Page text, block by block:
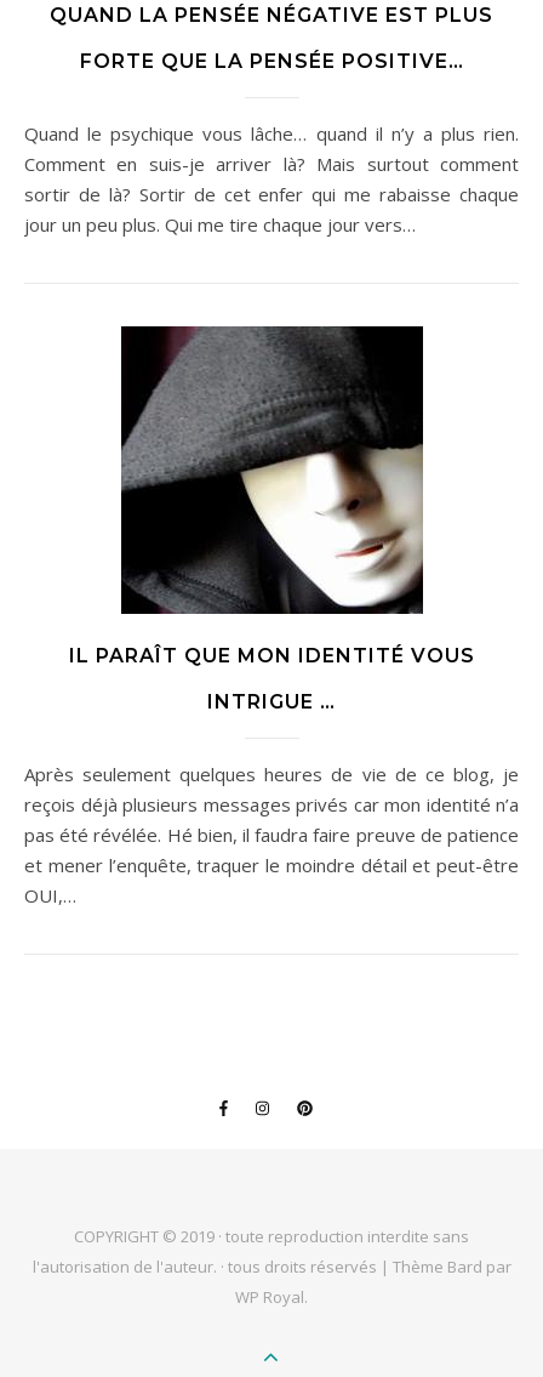
QUAND LA PENSÉE NÉGATIVE EST PLUS
FORTE QUE LA PENSÉE POSITIVE…
Quand le psychique vous lâche… quand il n’y a plus rien.
Comment en suis-je arriver là? Mais surtout comment
sortir de là? Sortir de cet enfer qui me rabaisse chaque
jour un peu plus. Qui me tire chaque jour vers…
IL PARAÎT QUE MON IDENTITÉ VOUS
INTRIGUE …
Après seulement quelques heures de vie de ce blog, je
reçois déjà plusieurs messages privés car mon identité n’a
pas été révélée. Hé bien, il faudra faire preuve de patience
et mener l’enquête, traquer le moindre détail et peut-être
OUI,…
COPYRIGHT © 2019 · toute reproduction interdite sans
l'autorisation de l'auteur. · tous droits réservés | Thème Bard par
WP Royal.